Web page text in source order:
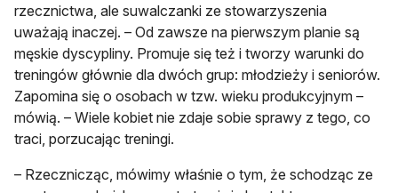
rzecznictwa, ale suwalczanki ze stowarzyszenia
uważają inaczej. – Od zawsze na pierwszym planie są
męskie dyscypliny. Promuje się też i tworzy warunki do
treningów głównie dla dwóch grup: młodzieży i seniorów.
Zapomina się o osobach w tzw. wieku produkcyjnym –
mówią. – Wiele kobiet nie zdaje sobie sprawy z tego, co
traci, porzucając treningi.
– Rzecznicząc, mówimy właśnie o tym, że schodząc ze